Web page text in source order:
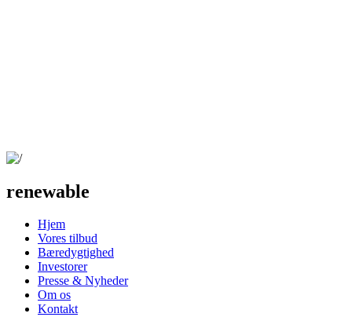
renewable
Hjem
Vores tilbud
Bæredygtighed
Investorer
Presse & Nyheder
Om os
Kontakt